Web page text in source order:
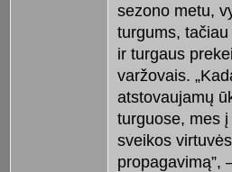
sezono metu,
turgums,
ir turgaus
varžovais.
atstovaujamų
turguose, mes
sveikos
propagavimą”,